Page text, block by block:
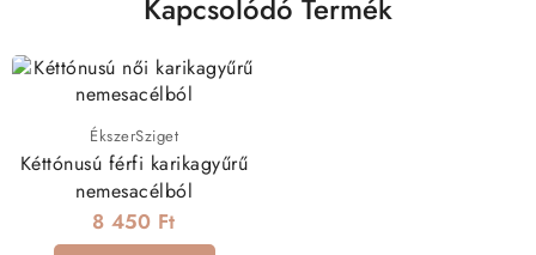
Kapcsolódó Termék
ÉkszerSziget
Kéttónusú férfi karikagyűrű
nemesacélból
8 450 Ft